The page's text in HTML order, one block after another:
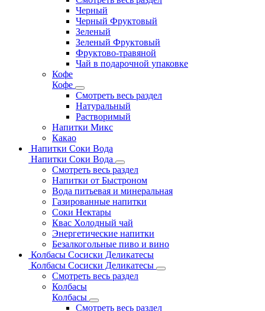
Черный
Черный Фруктовый
Зеленый
Зеленый Фруктовый
Фруктово-травяной
Чай в подарочной упаковке
Кофе
Кофе
Смотреть весь раздел
Натуральный
Растворимый
Напитки Микс
Какао
Напитки Соки Вода
Напитки Соки Вода
Смотреть весь раздел
Напитки от Быстроном
Вода питьевая и минеральная
Газированные напитки
Соки Нектары
Квас Холодный чай
Энергетические напитки
Безалкогольные пиво и вино
Колбасы Сосиски Деликатесы
Колбасы Сосиски Деликатесы
Смотреть весь раздел
Колбасы
Колбасы
Смотреть весь раздел